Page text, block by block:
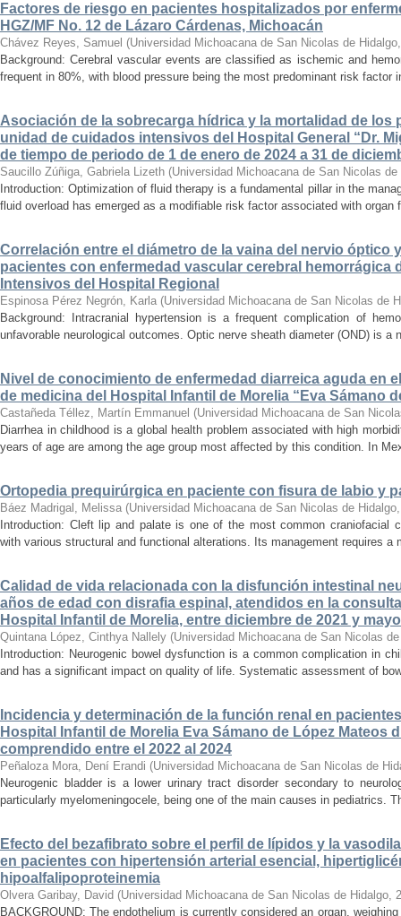
Factores de riesgo en pacientes hospitalizados por
HGZ/MF No. 12 de Lázaro Cárdenas, Michoacán
Chávez Reyes, Samuel (Universidad Michoacana de San Nicolas de Hidalgo
Background: Cerebral vascular events are classified as ischemic and
frequent in 80%, with blood pressure being the most predominant risk factor
Asociación de la sobrecarga hídrica y la mortalidad de los
unidad de cuidados intensivos del Hospital General “Dr.
de tiempo de periodo de 1 de enero de 2024 a 31 de
Saucillo Zúñiga, Gabriela Lizeth (Universidad Michoacana de San Nicolas de
Introduction: Optimization of fluid therapy is a fundamental pillar in the
fluid overload has emerged as a modifiable risk factor associated with organ
Correlación entre el diámetro de la vaina del nervio óptico
pacientes con enfermedad vascular cerebral hemorrágica
Intensivos del Hospital Regional
Espinosa Pérez Negrón, Karla (Universidad Michoacana de San Nicolas de
Background: Intracranial hypertension is a frequent complication of
unfavorable neurological outcomes. Optic nerve sheath diameter (OND) is a
Nivel de conocimiento de enfermedad diarreica aguda en
de medicina del Hospital Infantil de Morelia “Eva Sámano
Castañeda Téllez, Martín Emmanuel (Universidad Michoacana de San
Diarrhea in childhood is a global health problem associated with high
years of age are among the age group most affected by this condition. In
Ortopedia prequirúrgica en paciente con fisura de labio y
Báez Madrigal, Melissa (Universidad Michoacana de San Nicolas de Hidalgo
Introduction: Cleft lip and palate is one of the most common craniofacial
with various structural and functional alterations. Its management requires a
Calidad de vida relacionada con la disfunción intestinal
años de edad con disrafia espinal, atendidos en la
Hospital Infantil de Morelia, entre diciembre de 2021 y
Quintana López, Cinthya Nallely (Universidad Michoacana de San Nicolas
Introduction: Neurogenic bowel dysfunction is a common complication in
and has a significant impact on quality of life. Systematic assessment of
Incidencia y determinación de la función renal en
Hospital Infantil de Morelia Eva Sámano de López Mateos
comprendido entre el 2022 al 2024
Peñaloza Mora, Dení Erandi (Universidad Michoacana de San Nicolas de
Neurogenic bladder is a lower urinary tract disorder secondary to
particularly myelomeningocele, being one of the main causes in pediatrics.
Efecto del bezafibrato sobre el perfil de lípidos y la
en pacientes con hipertensión arterial esencial,
hipoalfalipoproteinemia
Olvera Garibay, David (Universidad Michoacana de San Nicolas de Hidalgo,
BACKGROUND: The endothelium is currently considered an organ,